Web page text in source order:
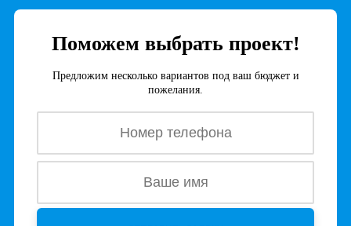
Поможем выбрать проект!
Предложим несколько вариантов под ваш бюджет и
пожелания.